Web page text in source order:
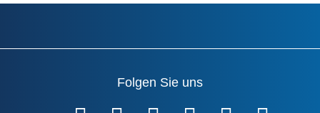
Folgen Sie uns